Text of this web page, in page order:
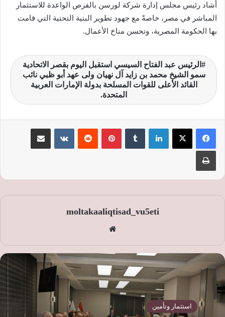
أشاد رئيس مجلس إدارة شركة لورسن بالفرص الواعدة للاستثمار
المباشر في مصر، خاصةً مع جهود تطوير البنية التحتية التي قامت
بها الحكومة المصرية، وتحسن مناخ الأعمال.
الرئيس عبد الفتاح السيسي استقبل اليوم بقصر الاتحادية
سمو الشيخ محمد بن زايد آل نهيان ولى عهد أبو ظبي نائب
القائد الأعلى للقوات المسلحة بدولة الإمارات العربية
المتحدة.
لينكدإن بينتيريست
moltakaaliqtisad_vu5eti
الوي
ب
استثمار وتأمين